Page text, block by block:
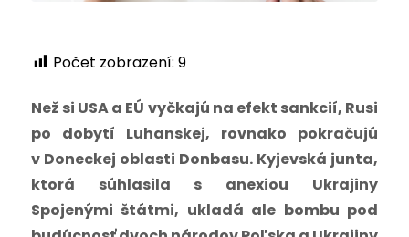
Počet zobrazení: 9
Než si USA a EÚ vyčkajú na efekt sankcií, Rusi
po dobytí Luhanskej, rovnako pokračujú
v Doneckej oblasti Donbasu. Kyjevská junta,
ktorá súhlasila s anexiou Ukrajiny
Spojenými štátmi, ukladá ale bombu pod